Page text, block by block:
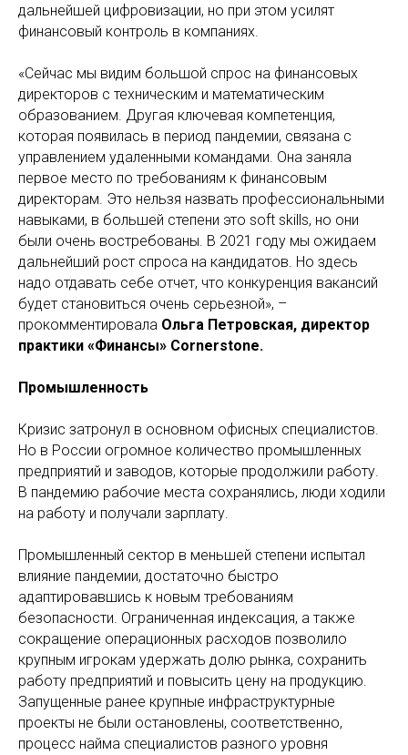
дальнейшей цифровизации, но при этом усилят
финансовый контроль в компаниях.
«Сейчас мы видим большой спрос на финансовых
директоров с техническим и математическим
образованием. Другая ключевая компетенция,
которая появилась в период пандемии, связана с
управлением удаленными командами. Она заняла
первое место по требованиям к финансовым
директорам. Это нельзя назвать профессиональными
навыками, в большей степени это soft skills, но они
были очень востребованы. В 2021 году мы ожидаем
дальнейший рост спроса на кандидатов. Но здесь
надо отдавать себе отчет, что конкуренция вакансий
будет становиться очень серьезной», –
прокомментировала Ольга Петровская, директор
практики «Финансы» Cornerstone.
Промышленность
Кризис затронул в основном офисных специалистов.
Но в России огромное количество промышленных
предприятий и заводов, которые продолжили работу.
В пандемию рабочие места сохранялись, люди ходили
на работу и получали зарплату.
Промышленный сектор в меньшей степени испытал
влияние пандемии, достаточно быстро
адаптировавшись к новым требованиям
безопасности. Ограниченная индексация, а также
сокращение операционных расходов позволило
крупным игрокам удержать долю рынка, сохранить
работу предприятий и повысить цену на продукцию.
Запущенные ранее крупные инфраструктурные
проекты не были остановлены, соответственно,
процесс найма специалистов разного уровня